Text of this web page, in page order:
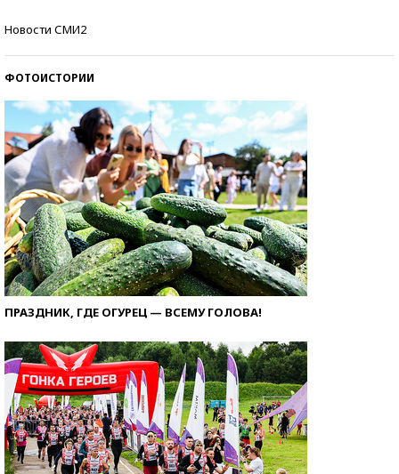
Новости СМИ2
ФОТОИСТОРИИ
ПРАЗДНИК, ГДЕ ОГУРЕЦ — ВСЕМУ ГОЛОВА!